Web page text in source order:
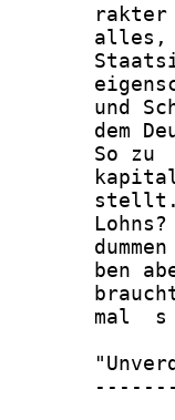
rakter
alles,
und
dem
So zu
Lohns?
dummen
ben
mal  s